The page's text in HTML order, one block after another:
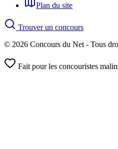
Plan du site
Trouver un concours
© 2026 Concours du Net - Tous
Fait pour les concouristes